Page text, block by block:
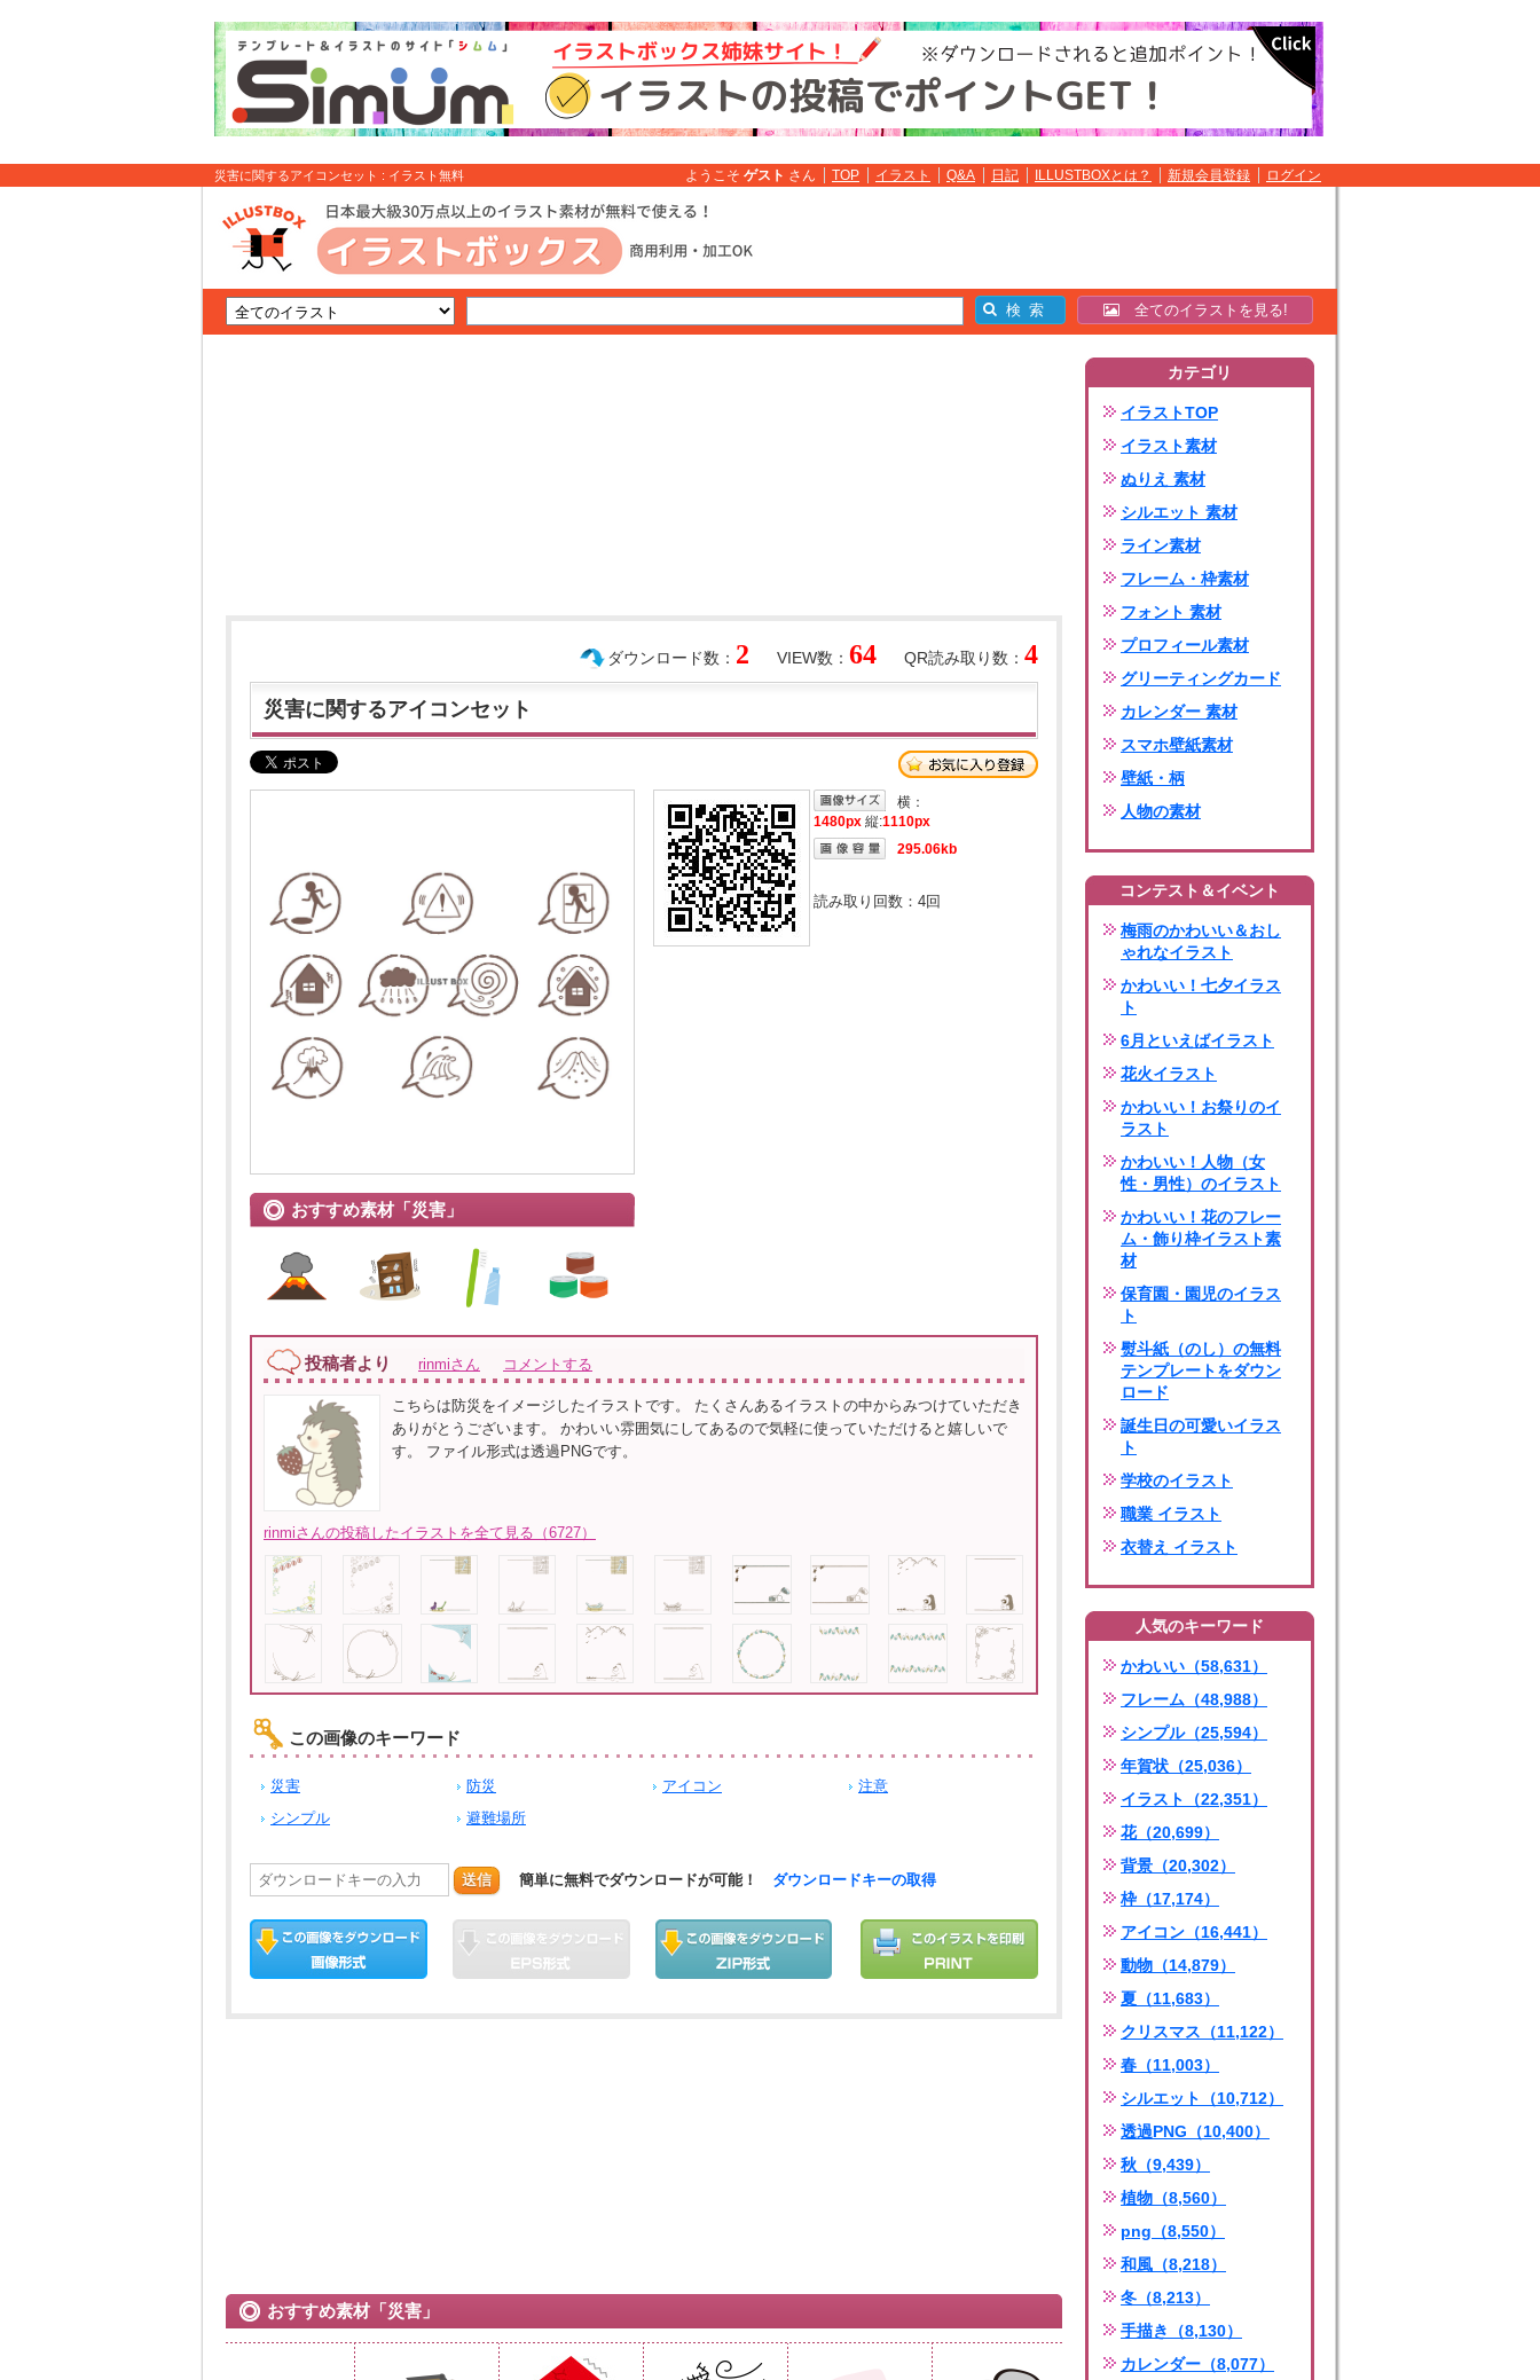
災害に関するアイコンセット : イラスト無料 ようこそ ゲスト さん TOP イラスト Q&A 日記 ILLUSTBOXとは？ 新規会員登録 ログイン
全てのイラストを見る!
QR読み取り数： 4
VIEW数： 64
ダウンロード数： 2
災害に関するアイコンセット
おすすめ素材「災害」
横：
1480px 縦:1110px
295.06kb
読み取り回数： 4回
投稿者より rinmiさん コメントする
こちらは防災をイメージしたイラストです。 たくさんあるイラストの中からみつけていただき
ありがとうございます。 かわいい雰囲気にしてあるので気軽に使っていただけると嬉しいで
す。 ファイル形式は透過PNGです。
rinmiさんの投稿したイラストを全て見る（6727）
この画像のキーワード
災害 防災 アイコン
注意
シンプル
避難場所
送信 簡単に無料でダウンロードが可能！ ダウンロードキーの取得
おすすめ素材「災害」
カテゴリ
イラストTOP
イラスト素材
ぬりえ 素材
シルエット 素材
ライン素材
フレーム・枠素材
フォント 素材
プロフィール素材
グリーティングカード
カレンダー 素材
スマホ壁紙素材
壁紙・柄
人物の素材
コンテスト＆イベント
梅雨のかわいい＆おし
ゃれなイラスト
かわいい！七夕イラス
ト
6月といえばイラスト
花火イラスト
かわいい！お祭りのイ
ラスト
かわいい！人物（女
性・男性）のイラスト
かわいい！花のフレー
ム・飾り枠イラスト素
材
保育園・園児のイラス
ト
熨斗紙（のし）の無料
テンプレートをダウン
ロード
誕生日の可愛いイラス
ト
学校のイラスト
職業 イラスト
衣替え イラスト
人気のキーワード
かわいい（58,631）
フレーム（48,988）
シンプル（25,594）
年賀状（25,036）
イラスト（22,351）
花（20,699）
背景（20,302）
枠（17,174）
アイコン（16,441）
動物（14,879）
夏（11,683）
クリスマス（11,122）
春（11,003）
シルエット（10,712）
透過PNG（10,400）
秋（9,439）
植物（8,560）
png（8,550）
和風（8,218）
冬（8,213）
手描き（8,130）
カレンダー（8,077）